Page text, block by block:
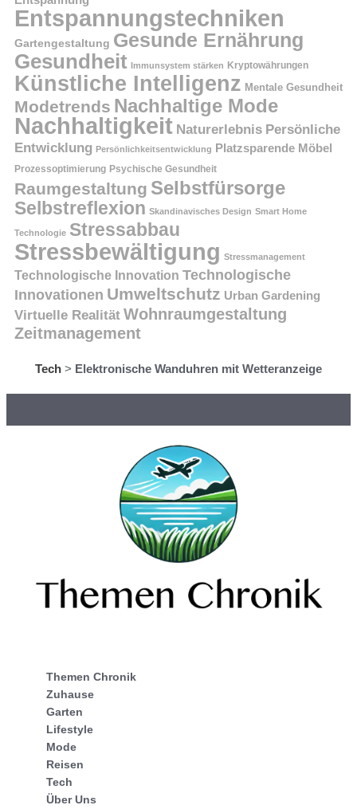
Entspannungstechniken
Gartengestaltung Gesunde Ernährung
Gesundheit Immunsystem stärken Kryptowährungen
Künstliche Intelligenz Mentale Gesundheit
Modetrends Nachhaltige Mode
Nachhaltigkeit Naturerlebnis Persönliche
Entwicklung Persönlichkeitsentwicklung Platzsparende Möbel
Prozessoptimierung Psychische Gesundheit
Raumgestaltung Selbstfürsorge
Selbstreflexion Skandinavisches Design Smart Home
Technologie Stressabbau
Stressbewältigung Stressmanagement
Technologische Innovation Technologische
Innovationen Umweltschutz Urban Gardening
Virtuelle Realität Wohnraumgestaltung
Zeitmanagement
Tech > Elektronische Wanduhren mit Wetteranzeige
Themen Chronik
Zuhause
Garten
Lifestyle
Mode
Reisen
Tech
Über Uns